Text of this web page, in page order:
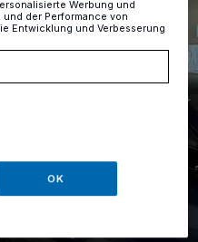
Werbung und
der Performance von
Entwicklung und Verbesserung
OK